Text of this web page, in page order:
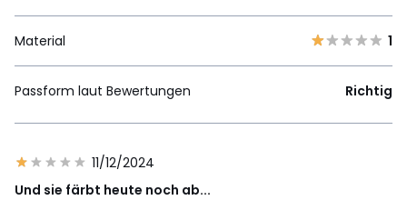
Material 1
Passform laut Bewertungen Richtig
11/12/2024
Und sie färbt heute noch ab...